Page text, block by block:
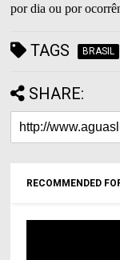
por dia ou por
TAGS BRASIL
SHARE:
RECOMMENDED